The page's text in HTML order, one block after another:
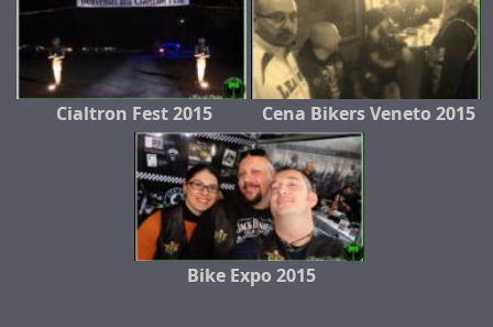
Cialtron Fest 2015 Cena Bikers Veneto 2015
Bike Expo 2015